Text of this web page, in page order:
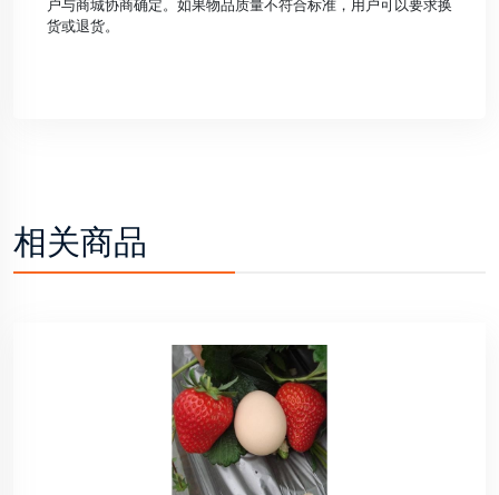
户与商城协商确定。如果物品质量不符合标准，用户可以要求换
货或退货。
相关商品